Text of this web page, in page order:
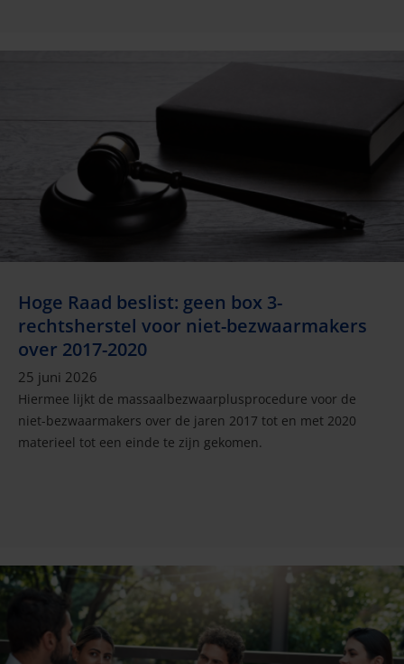
Hoge Raad beslist: geen box 3-
rechtsherstel voor niet-bezwaarmakers
over 2017-2020
25 juni 2026
Hiermee lijkt de massaalbezwaarplusprocedure voor de
niet-bezwaarmakers over de jaren 2017 tot en met 2020
materieel tot een einde te zijn gekomen.